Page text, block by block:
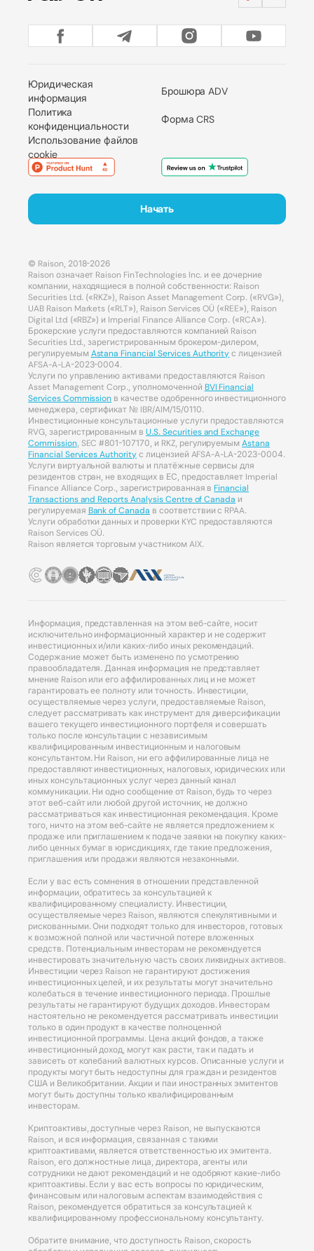
Юридическая
информация
Политика
конфиденциальности
Использование файлов
cookie
Брошюра ADV
Форма CRS
Начать
© Raison, 2018-2026
Raison означает Raison FinTechnologies Inc. и ее дочерние
компании, находящиеся в полной собственности: Raison
Securities Ltd. («RKZ»), Raison Asset Management Corp. («RVG»),
UAB Raison Markets («RLT»), Raison Services OÜ («REE»), Raison
Digital Ltd («RBZ») и Imperial Finance Alliance Corp. («RCA»).
Брокерские услуги предоставляются компанией Raison
Securities Ltd., зарегистрированным брокером-дилером,
регулируемым Astana Financial Services Authority с лицензией
AFSA-A-LA-2023-0004.
Услуги по управлению активами предоставляются Raison
Asset Management Corp., уполномоченной BVI Financial
Services Commission в качестве одобренного инвестиционного
менеджера, сертификат № IBR/AIM/15/0110.
Инвестиционные консультационные услуги предоставляются
RVG, зарегистрированным вU.S. Securities and Exchange
Commission, SEC #801-107170, и RKZ, регулируемым Astana
Financial Services Authority с лицензией AFSA-A-LA-2023-0004.
Услуги виртуальной валюты и платёжные сервисы для
резидентов стран, не входящих в ЕС, предоставляет Imperial
Finance Alliance Corp., зарегистрированная вFinancial
Transactions and Reports Analysis Centre of Canada и
регулируемая Bank of Canada в соответствии с RPAA.
Услуги обработки данных и проверки KYC предоставляются
Raison Services OÜ.
Raison является торговым участником AIX.
Информация, представленная на этом веб-сайте, носит
исключительно информационный характер и не содержит
инвестиционных и/или каких-либо иных рекомендаций.
Содержание может быть изменено по усмотрению
правообладателя. Данная информация не представляет
мнение Raison или его аффилированных лиц и не может
гарантировать ее полноту или точность. Инвестиции,
осуществляемые через услуги, предоставляемые Raison,
следует рассматривать как инструмент для диверсификации
вашего текущего инвестиционного портфеля и совершать
только после консультации с независимым
квалифицированным инвестиционным и налоговым
консультантом. Ни Raison, ни его аффилированные лица не
предоставляют инвестиционных, налоговых, юридических или
иных консультационных услуг через данный канал
коммуникации. Ни одно сообщение от Raison, будь то через
этот веб-сайт или любой другой источник, не должно
рассматриваться как инвестиционная рекомендация. Кроме
того, ничто на этом веб-сайте не является предложением к
продаже или приглашением к подаче заявки на покупку каких-
либо ценных бумаг в юрисдикциях, где такие предложения,
приглашения или продажи являются незаконными.
Если у вас есть сомнения в отношении представленной
информации, обратитесь за консультацией к
квалифицированному специалисту. Инвестиции,
осуществляемые через Raison, являются спекулятивными и
рискованными. Они подходят только для инвесторов, готовых
к возможной полной или частичной потере вложенных
средств. Потенциальным инвесторам не рекомендуется
инвестировать значительную часть своих ликвидных активов.
Инвестиции через Raison не гарантируют достижения
инвестиционных целей, и их результаты могут значительно
колебаться в течение инвестиционного периода. Прошлые
результаты не гарантируют будущих доходов. Инвесторам
настоятельно не рекомендуется рассматривать инвестиции
только в один продукт в качестве полноценной
инвестиционной программы. Цена акций фондов, а также
инвестиционный доход, могут как расти, так и падать и
зависеть от колебаний валютных курсов. Описанные услуги и
продукты могут быть недоступны для граждан и резидентов
США и Великобритании. Акции и паи иностранных эмитентов
могут быть доступны только квалифицированным
инвесторам.
Криптоактивы, доступные через Raison, не выпускаются
Raison, и вся информация, связанная с такими
криптоактивами, является ответственностью их эмитента.
Raison, его должностные лица, директора, агенты или
сотрудники не дают рекомендаций и не одобряют какие-либо
криптоактивы. Если у вас есть вопросы по юридическим,
финансовым или налоговым аспектам взаимодействия с
Raison, рекомендуется обратиться за консультацией к
квалифицированному профессиональному консультанту.
Обратите внимание, что доступность Raison, скорость